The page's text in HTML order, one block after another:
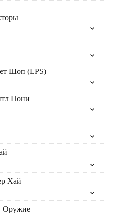
Шоп (LPS)
Пони
Хай
Оружие